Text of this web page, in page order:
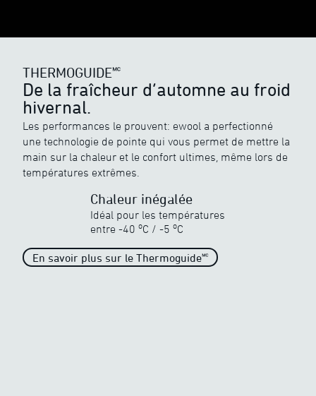
THERMOGUIDE🅪
Quel système chauffant se porte le
mieux ?
Chaleur inégalée
THERMOGUIDE🅪
De la fraîcheur d’automne au froid
hivernal.
Les performances le prouvent: ewool a perfectionné
une technologie de pointe qui vous permet de mettre la
main sur la chaleur et le confort ultimes, même lors de
températures extrêmes.
Chaleur inégalée
Idéal pour les températures
entre -40 oC / -5 oC
En savoir plus sur le Thermoguide🅪